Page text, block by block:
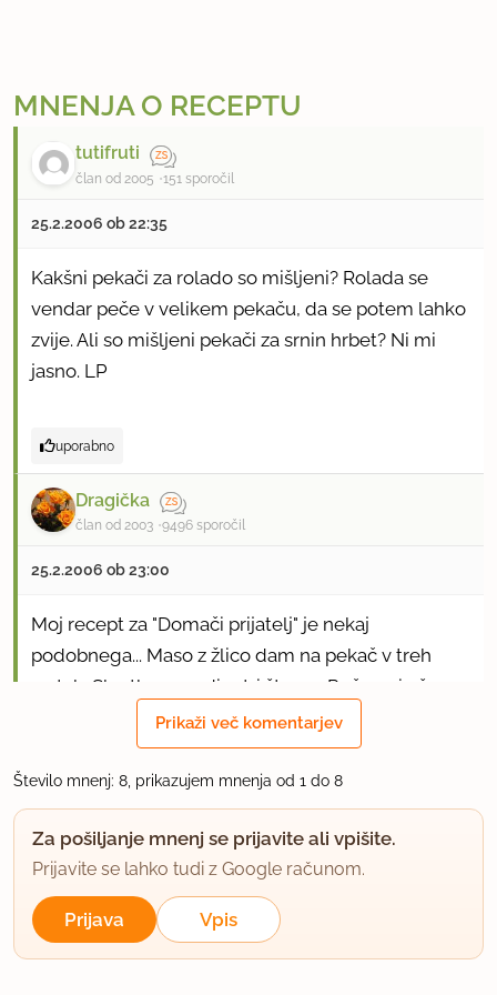
MNENJA O RECEPTU
tutifruti
član od 2005 151 sporočil
25.2.2006 ob 22:35
Kakšni pekači za rolado so mišljeni? Rolada se
vendar peče v velikem pekaču, da se potem lahko
zvije. Ali so mišljeni pekači za srnin hrbet? Ni mi
jasno. LP
uporabno
Dragička
član od 2003 9496 sporočil
25.2.2006 ob 23:00
Moj recept za "Domači prijatelj" je nekaj
podobnega... Maso z žlico dam na pekač v treh
vrstah. Skratka, naredim tri štruce. Pečene in še
vroče narežem na rezine.
Pozdravček!
brkn83
član od 2005 233 sporočil
2.3.2006 ob 21:55
Prikaži več komentarjev
Število mnenj: 8, prikazujem mnenja od 1 do 8
Za pošiljanje mnenj se prijavite ali vpišite.
Prijavite se lahko tudi z Google računom.
Prijava Vpis